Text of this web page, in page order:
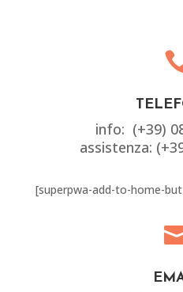
info: (+39)
assistenza:
[superpwa-add-to-home-